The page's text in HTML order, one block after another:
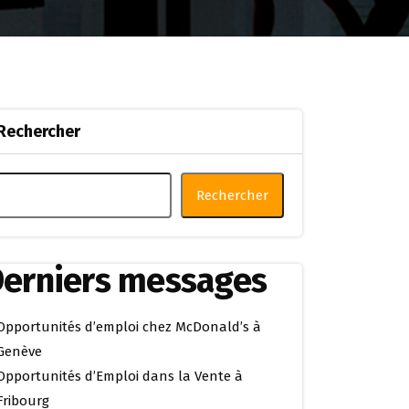
Rechercher
messages
d’emploi chez McDonald’s à
d’Emploi dans la Vente à